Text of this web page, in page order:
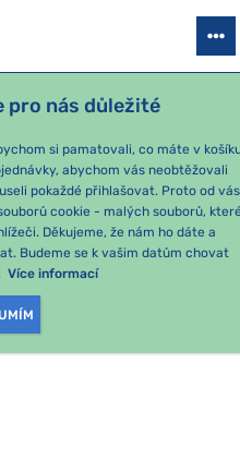
pro nás důležité
si pamatovali, co máte v
abychom vás neobtěžovali
pokaždé přihlašovat. Proto od vás
cookie - malých souborů,
Děkujeme, že nám ho dáte a
Budeme se k vašim datům chovat
Více informací
SEZÓNNÍ BALÍČKY PRO DĚTI
SE, ALE